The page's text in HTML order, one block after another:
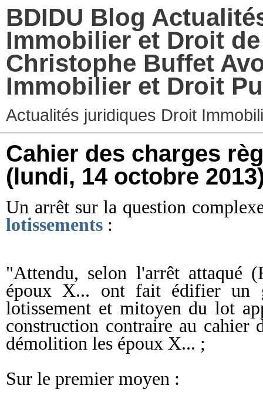
BDIDU Blog
Immobilier et Droit
Christophe Buffet
Immobilier et Droit
Actualités juridiques Droit
Cahier des charges
(lundi, 14 octobre
Un arrêt sur la question
lotissements :
"Attendu, selon l'arrêt attaqué
époux X... ont fait édifier un
lotissement et mitoyen du lot
construction contraire au cahier
démolition les époux X... ;
Sur le premier moyen :